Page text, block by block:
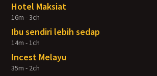
Hotel Maksiat
16m - 3ch
Ibu sendiri lebih sedap
14m - 1ch
Incest Melayu
35m - 2ch